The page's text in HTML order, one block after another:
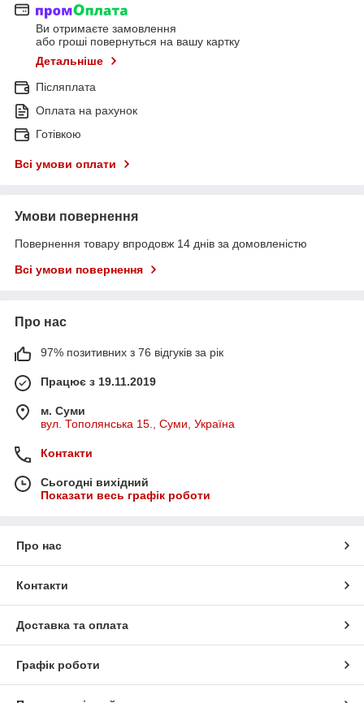
Ви отримаєте замовлення
або гроші повернуться на вашу картку
Детальніше
Післяплата
Оплата на рахунок
Готівкою
Всі умови оплати
Умови повернення
Повернення товару впродовж 14 днів за домовленістю
Всі умови повернення
Про нас
97% позитивних з 76 відгуків за рік
Працює з 19.11.2019
м. Суми
вул. Тополянська 15., Суми, Україна
Контакти
Сьогодні вихідний
Показати весь графік роботи
Про нас
Контакти
Доставка та оплата
Графік роботи